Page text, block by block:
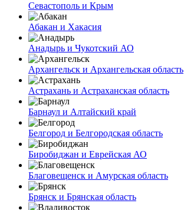
Севастополь и Крым
Абакан и Хакасия
Анадырь и Чукотский АО
Архангельск и Архангельская область
Астрахань и Астраханская область
Барнаул и Алтайский край
Белгород и Белгородская область
Биробиджан и Еврейская АО
Благовещенск и Амурская область
Брянск и Брянская область